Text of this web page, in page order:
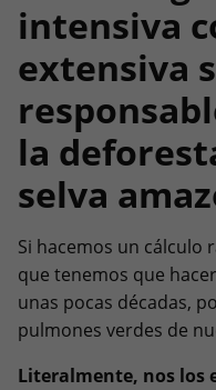
intensiva
extensiva
la
selva
Si hacemos un cálculo
que tenemos que
unas pocas décadas,
pulmones verdes de
Literalmente, nos los